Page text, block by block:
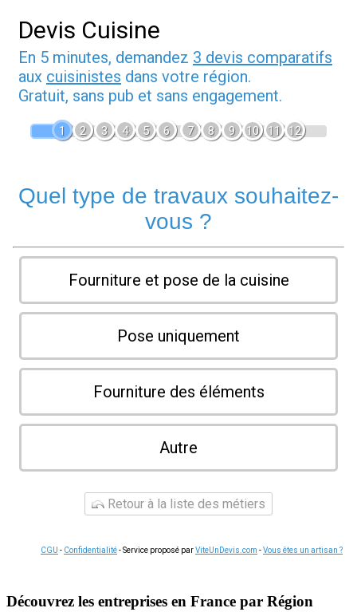
Devis Cuisine
En 5 minutes, demandez 3 devis comparatifs
aux cuisinistes dans votre région.
Gratuit, sans pub et sans engagement.
1 2 3 4 5 6 7 8 9 10 11 12
Quel type de travaux souhaitez-
vous ?
Fourniture et pose de la cuisine
Pose uniquement
Fourniture des éléments
Autre
Retour à la liste des métiers
CGU - Confidentialité- Service proposé parViteUnDevis.com -Vous êtes un artisan ?
Découvrez les entreprises en France par Région